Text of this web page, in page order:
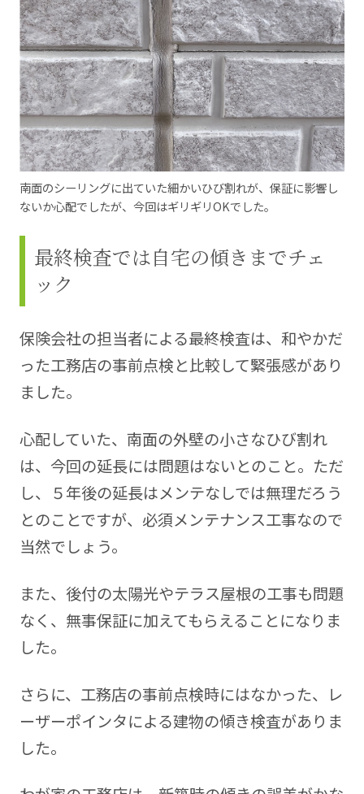
南面のシーリングに出ていた細かいひび割れが、保証に影響し
ないか心配でしたが、今回はギリギリOKでした。
最終検査では自宅の傾きまでチェ
ック
保険会社の担当者による最終検査は、和やかだ
った工務店の事前点検と比較して緊張感があり
ました。
心配していた、南面の外壁の小さなひび割れ
は、今回の延長には問題はないとのこと。ただ
し、５年後の延長はメンテなしでは無理だろう
とのことですが、必須メンテナンス工事なので
当然でしょう。
また、後付の太陽光やテラス屋根の工事も問題
なく、無事保証に加えてもらえることになりま
した。
さらに、工務店の事前点検時にはなかった、レ
ーザーポインタによる建物の傾き検査がありま
した。